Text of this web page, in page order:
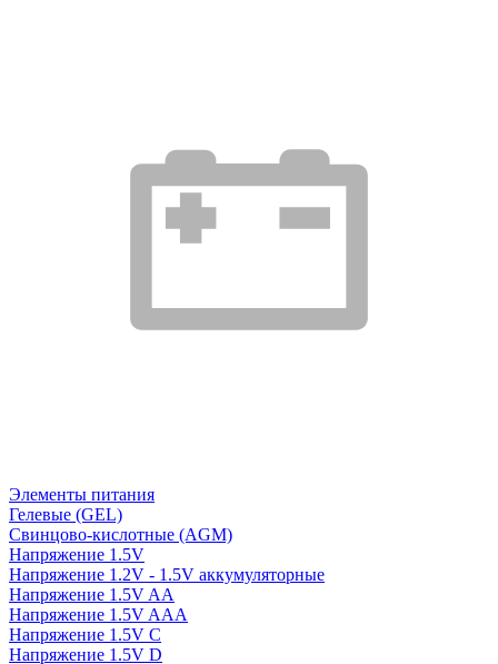
Элементы питания
Гелевые (GEL)
Свинцово-кислотные (AGM)
Напряжение 1.5V
Напряжение 1.2V - 1.5V аккумуляторные
Напряжение 1.5V AA
Напряжение 1.5V AAA
Напряжение 1.5V C
Напряжение 1.5V D